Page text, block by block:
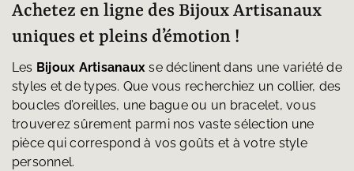
Achetez en ligne des Bijoux Artisanaux
uniques et pleins d’émotion !
Les Bijoux Artisanaux se déclinent dans une variété de
styles et de types. Que vous recherchiez un collier, des
boucles d’oreilles, une bague ou un bracelet, vous
trouverez sûrement parmi nos vaste sélection une
pièce qui correspond à vos goûts et à votre style
personnel.